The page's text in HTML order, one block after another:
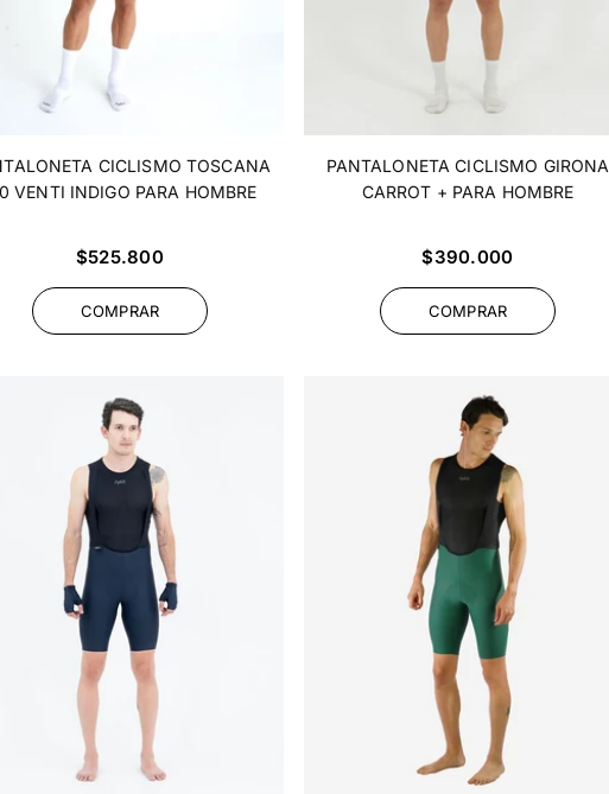
CICLISMO TOSCANA
VENTI INDIGO PARA HOMBRE
Precio
$525.800
COMPRAR
PANTALONETA CICLISMO GIRONA
CARROT + PARA HOMBRE
Precio
$390.000
COMPRAR